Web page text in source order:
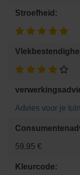
Stroefheid:
Advies voor je tuin
59.95 €
Kleurcode: